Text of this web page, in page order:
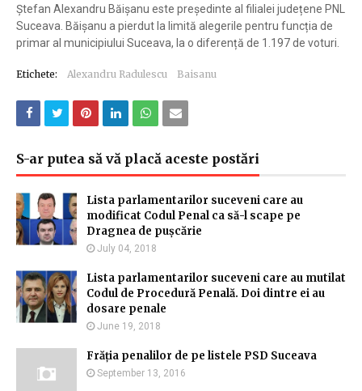
Ștefan Alexandru Băișanu este președinte al filialei județene PNL
Suceava. Băișanu a pierdut la limită alegerile pentru funcția de
primar al municipiului Suceava, la o diferență de 1.197 de voturi.
Etichete: Alexandru Radulescu Baisanu
S-ar putea să vă placă aceste postări
Lista parlamentarilor suceveni care au
modificat Codul Penal ca să-l scape pe
Dragnea de pușcărie
July 04, 2018
Lista parlamentarilor suceveni care au mutilat
Codul de Procedură Penală. Doi dintre ei au
dosare penale
June 19, 2018
Frăția penalilor de pe listele PSD Suceava
September 13, 2016